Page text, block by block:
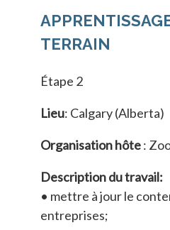
TERRAIN
Étape 2
Lieu: Calgary (Alberta)
Organisation hôte:
Description du travail:
• mettre à jour le
entreprises;